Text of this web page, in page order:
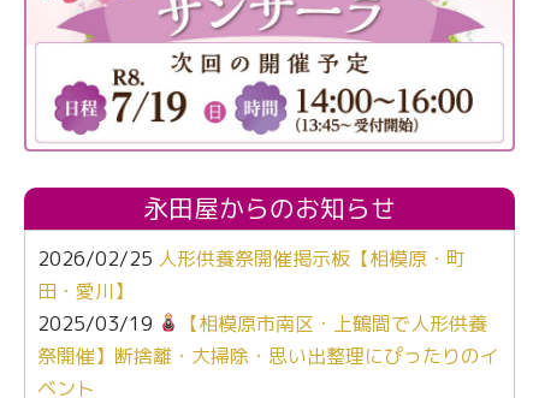
永田屋からのお知らせ
2026/02/25 人形供養祭開催掲示板【相模原・町
田・愛川】
2025/03/19
【相模原市南区・上鶴間で人形供養
祭開催】断捨離・大掃除・思い出整理にぴったりのイ
ベント